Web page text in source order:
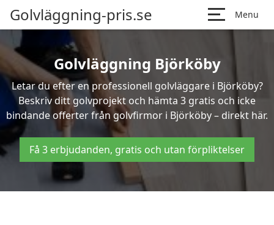
Golvläggning-pris.se Menu
Golvläggning Björköby
Letar du efter en professionell golvläggare i Björköby?
Beskriv ditt golvprojekt och hämta 3 gratis och icke
bindande offerter från golvfirmor i Björköby – direkt här.
Få 3 erbjudanden, gratis och utan förpliktelser